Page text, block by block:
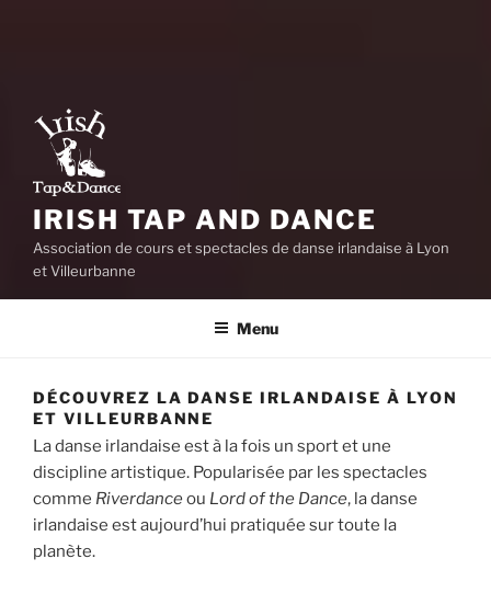
IRISH TAP AND DANCE
Association de cours et spectacles de danse irlandaise à Lyon
et Villeurbanne
Menu
DÉCOUVREZ LA DANSE IRLANDAISE À LYON
ET VILLEURBANNE
La danse irlandaise est à la fois un sport et une
discipline artistique. Popularisée par les spectacles
comme Riverdanceou Lord of the Dance, la danse
irlandaise est aujourd’hui pratiquée sur toute la
planète.